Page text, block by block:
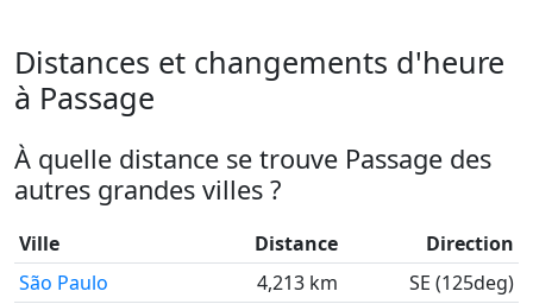
Distances et changements d'heure
à Passage
À quelle distance se trouve Passage des
autres grandes villes ?
Ville Distance
Direction
São Paulo
4,213 km SE (125deg)